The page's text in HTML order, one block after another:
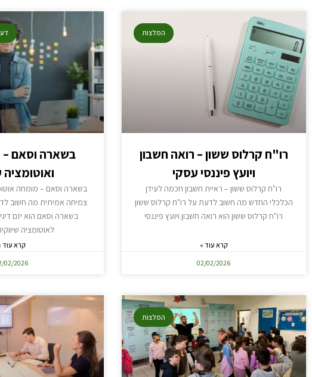
המלצות
רו"ח קרלוס ששון – רואה חשבון
ויועץ פיננסי עסקי
רו"ח קרלוס ששון – ראיית חשבון חכמה לעידן
הכלכלי החדש מה חשוב לדעת על רו"ח קרלוס ששון
רו"ח קרלוס ששון הוא רואה חשבון ויועץ פיננסי
קרא עוד »
02/02/2026
בשארה וסאם –
בשארה וסאם – מומחה
צמיחה אמיתית מה חשוב
בשארה וסאם הוא יזם
לאוטומציה
קרא עוד
02/2026
המלצות